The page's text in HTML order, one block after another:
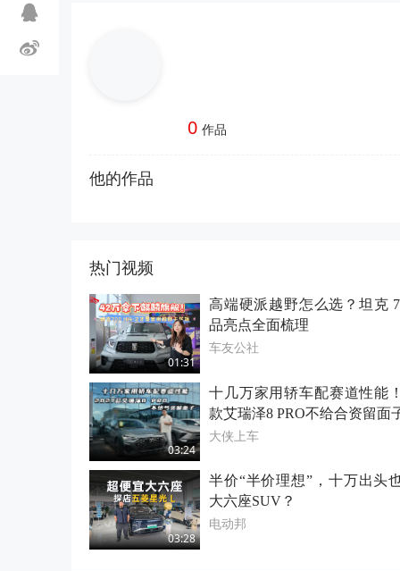
0 作品
他的作品
热门视频
01:31
高端硬派越野怎么选？坦克
品亮点全面梳理
车友公社
03:24
十几万家用轿车配赛道性能
款艾瑞泽8 PRO不给合资留面
大侠上车
03:28
半价“半价理想”，十万出头
大六座SUV？
电动邦